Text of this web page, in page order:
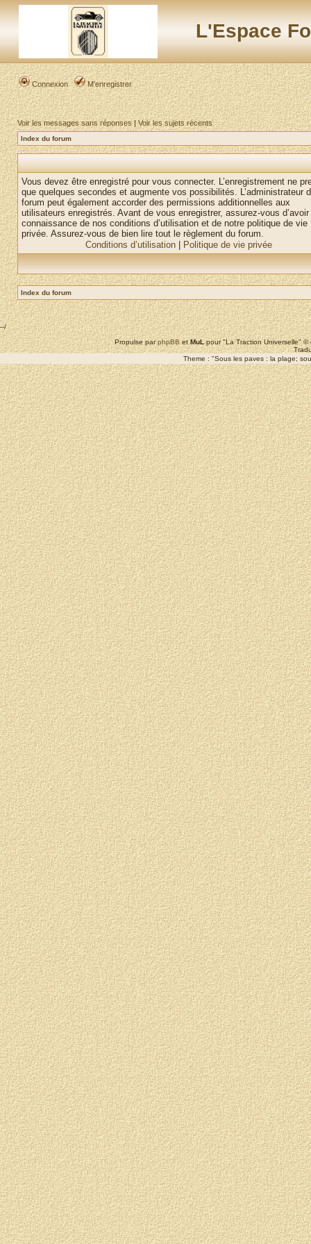
L'Espace
Connexion M’enregistrer
Voir les messages sans réponses|Voir les sujets récents
Index du forum
Vous devez être enregistré pour vous connecter. L’enregistrement ne
que quelques secondes et augmente vos possibilités. L’administrateur
forum peut également accorder des permissions additionnelles aux
utilisateurs enregistrés. Avant de vous enregistrer, assurez-vous
connaissance de nos conditions d’utilisation et de notre politique de vie
privée. Assurez-vous de bien lire tout le règlement du forum.
Conditions d’utilisation
Politique de vie privée
Index du forum
--/
Propulse parphpBBetMuLpour "La Traction Universelle"
Theme : "Sous les paves : la plage;